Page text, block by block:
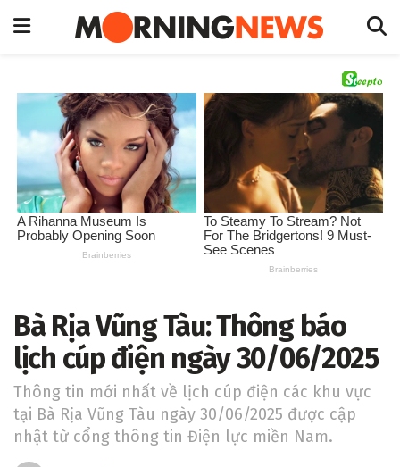
Bà Rịa Vũng Tàu: Thông báo
lịch cúp điện ngày 30/06/2025
Thông tin mới nhất về lịch cúp điện các khu vực
tại Bà Rịa Vũng Tàu ngày 30/06/2025 được cập
nhật từ cổng thông tin Điện lực miền Nam.